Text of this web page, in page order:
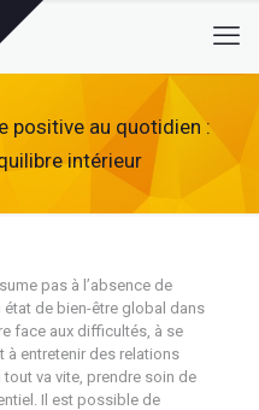
positive au quotidien :
intérieur
pas à l’absence de
de bien-être global dans
face aux difficultés, à se
à entretenir des relations
va vite, prendre soin de
Il est possible de